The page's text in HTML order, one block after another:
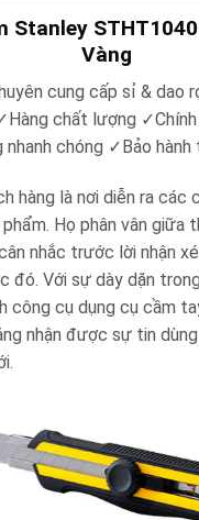
Stanley
Vàng
cung cấp sỉ & dao
chất lượng ✓Chính
nhanh chóng ✓Bảo hành
hàng là nơi diễn ra các
Họ phân vân giữa
nhắc trước lời nhận
đó. Với sự dày dặn
công cụ dụng cụ cầm
nhận được sự tin